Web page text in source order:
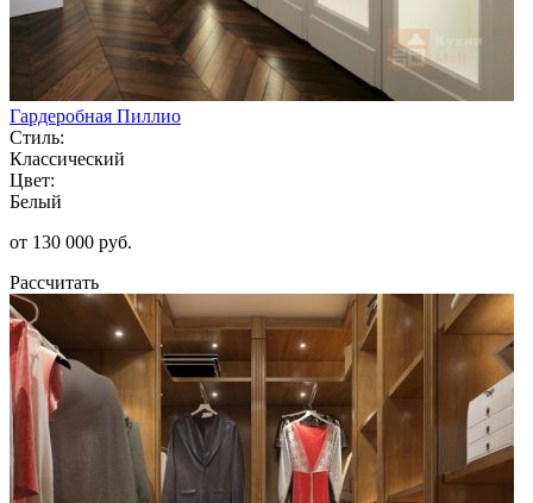
Гардеробная Пиллио
Стиль:
Классический
Цвет:
Белый
от 130 000 руб.
Рассчитать